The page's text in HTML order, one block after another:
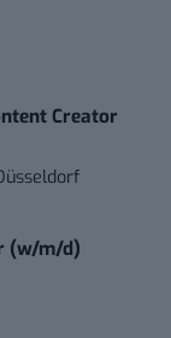
Creator
(w/m/d)